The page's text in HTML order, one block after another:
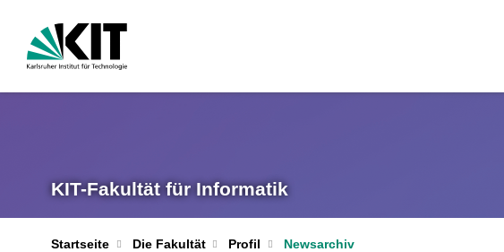
KIT-Fakultät für Informatik
Startseite Die Fakultät Profil Newsarchiv